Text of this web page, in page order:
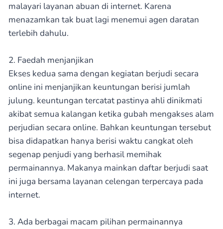
malayari layanan abuan di internet. Karena
menazamkan tak buat lagi menemui agen daratan
terlebih dahulu.
2. Faedah menjanjikan
Ekses kedua sama dengan kegiatan berjudi secara
online ini menjanjikan keuntungan berisi jumlah
julung. keuntungan tercatat pastinya ahli dinikmati
akibat semua kalangan ketika gubah mengakses alam
perjudian secara online. Bahkan keuntungan tersebut
bisa didapatkan hanya berisi waktu cangkat oleh
segenap penjudi yang berhasil memihak
permainannya. Makanya mainkan daftar berjudi saat
ini juga bersama layanan celengan terpercaya pada
internet.
3. Ada berbagai macam pilihan permainannya